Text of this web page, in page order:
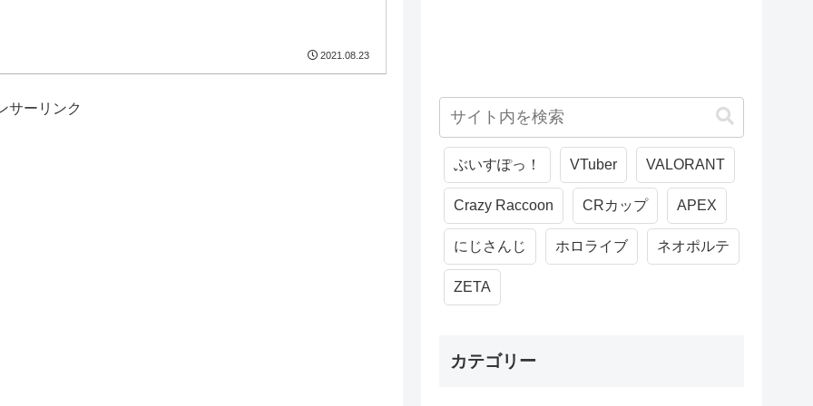
2021.08.23
サーリンク
ぶいすぽっ！ VTuber VALORANT
Crazy Raccoon CRカップ APEX
にじさんじ ホロライブ ネオポルテ
ZETA
カテゴリー